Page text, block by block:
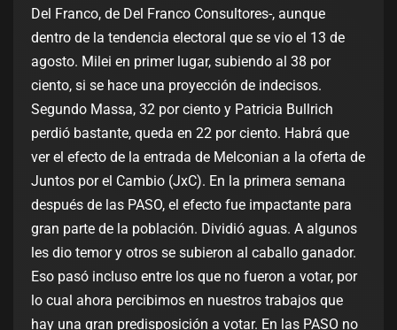
Del Franco, de Del Franco Consultores-, aunque
dentro de la tendencia electoral que se vio el 13 de
agosto. Milei en primer lugar, subiendo al 38 por
ciento, si se hace una proyección de indecisos.
Segundo Massa, 32 por ciento y Patricia Bullrich
perdió bastante, queda en 22 por ciento. Habrá que
ver el efecto de la entrada de Melconian a la oferta de
Juntos por el Cambio (JxC). En la primera semana
después de las PASO, el efecto fue impactante para
gran parte de la población. Dividió aguas. A algunos
les dio temor y otros se subieron al caballo ganador.
Eso pasó incluso entre los que no fueron a votar, por
lo cual ahora percibimos en nuestros trabajos que
hay una gran predisposición a votar. En las PASO no